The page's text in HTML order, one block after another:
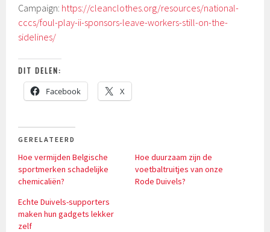
Campaign: https://cleanclothes.org/resources/national-
cccs/foul-play-ii-sponsors-leave-workers-still-on-the-
sidelines/
DIT DELEN:
Facebook X
GERELATEERD
Hoe vermijden Belgische
sportmerken schadelijke
chemicaliën?
Hoe duurzaam zijn de
voetbaltruitjes van onze
Rode Duivels?
Echte Duivels-supporters
maken hun gadgets lekker
zelf